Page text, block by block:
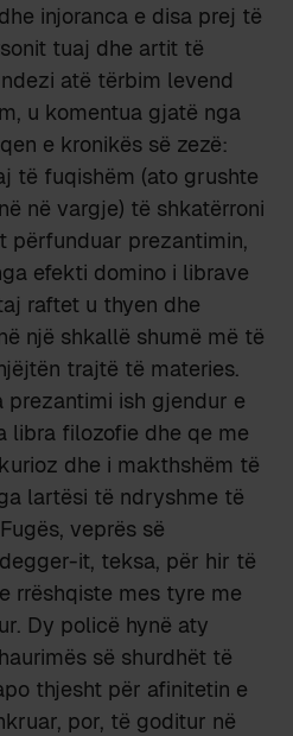
injoranca e disa prej të
tuaj dhe artit të
atë tërbim levend
u komentua gjatë nga
e kronikës së zezë:
të fuqishëm (ato grushte
në vargje) të shkatërroni
përfunduar prezantimin,
efekti domino i librave
raftet u thyen dhe
një shkallë shumë më të
trajtë të materies.
prezantimi ish gjendur e
libra filozofie dhe qe me
dhe i makthshëm të
lartësi të ndryshme të
veprës së
it, teksa, për hir të
rrëshqiste mes tyre me
Dy policë hynë aty
së shurdhët të
thjesht për afinitetin e
por, të goditur në